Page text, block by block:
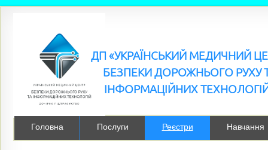
ДП «УКРАЇНСЬКИЙ МЕДИЧНИЙ
БЕЗПЕКИ ДОРОЖНЬОГО РУХУ
ІНФОРМАЦІЙНИХ
Головна Послуги Реєстри Навчання